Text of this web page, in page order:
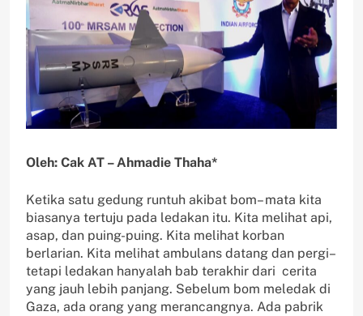
Oleh: Cak AT – Ahmadie Thaha*
Ketika satu gedung runtuh akibat bom– mata kita
biasanya tertuju pada ledakan itu. Kita melihat api,
asap, dan puing-puing. Kita melihat korban
berlarian. Kita melihat ambulans datang dan pergi–
tetapi ledakan hanyalah bab terakhir dari cerita
yang jauh lebih panjang. Sebelum bom meledak di
Gaza, ada orang yang merancangnya. Ada pabrik